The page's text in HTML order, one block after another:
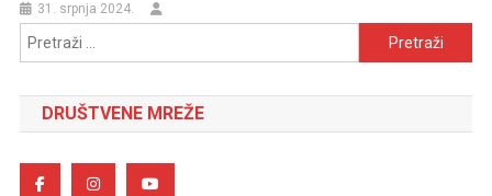
31. srpnja 2024.
Pretraži:
DRUŠTVENE MREŽE